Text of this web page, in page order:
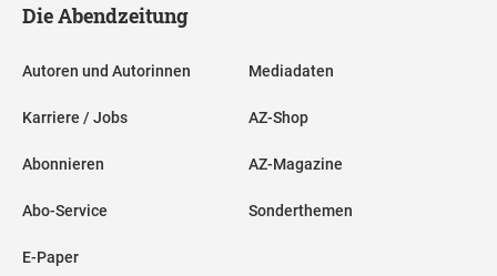
Die Abendzeitung
Autoren und Autorinnen
Karriere / Jobs
Abonnieren
Abo-Service
E-Paper
Mediadaten
AZ-Shop
AZ-Magazine
Sonderthemen